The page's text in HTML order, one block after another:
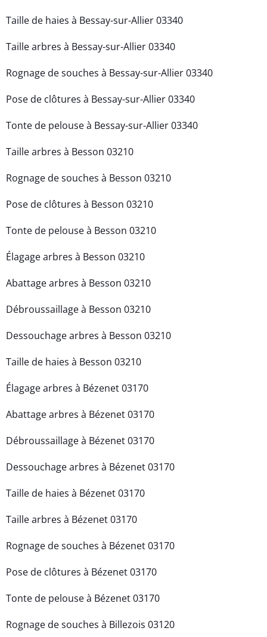
Taille de haies à Bessay-sur-Allier 03340
Taille arbres à Bessay-sur-Allier 03340
Rognage de souches à Bessay-sur-Allier 03340
Pose de clôtures à Bessay-sur-Allier 03340
Tonte de pelouse à Bessay-sur-Allier 03340
Taille arbres à Besson 03210
Rognage de souches à Besson 03210
Pose de clôtures à Besson 03210
Tonte de pelouse à Besson 03210
Élagage arbres à Besson 03210
Abattage arbres à Besson 03210
Débroussaillage à Besson 03210
Dessouchage arbres à Besson 03210
Taille de haies à Besson 03210
Élagage arbres à Bézenet 03170
Abattage arbres à Bézenet 03170
Débroussaillage à Bézenet 03170
Dessouchage arbres à Bézenet 03170
Taille de haies à Bézenet 03170
Taille arbres à Bézenet 03170
Rognage de souches à Bézenet 03170
Pose de clôtures à Bézenet 03170
Tonte de pelouse à Bézenet 03170
Rognage de souches à Billezois 03120